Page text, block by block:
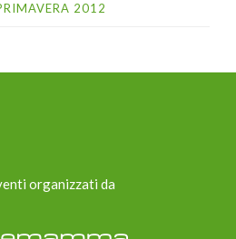
2012
organizzati da